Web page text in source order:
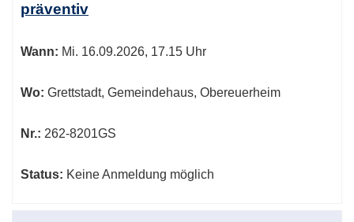
präventiv
Wann: Mi. 16.09.2026, 17.15 Uhr
Wo: Grettstadt, Gemeindehaus, Obereuerheim
Nr.: 262-8201GS
Status: Keine Anmeldung möglich